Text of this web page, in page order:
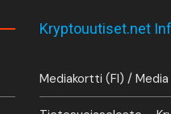
Kryptouutiset.net
Mediakortti (FI) / Media